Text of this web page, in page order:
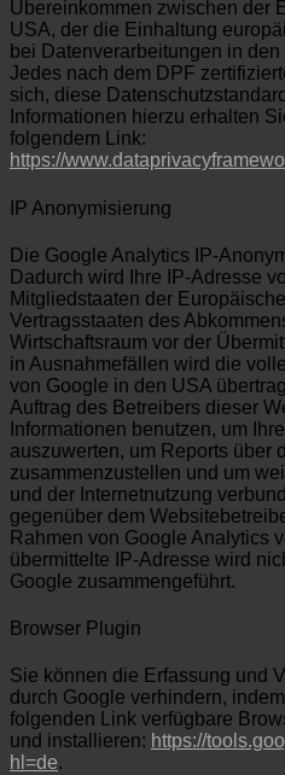
Übereinkommen zwischen der
USA, der die Einhaltung
bei Datenverarbeitungen in
Jedes nach dem DPF
sich, diese
Informationen hierzu erhalten
folgendem Link:
https://
IP Anonymisierung
Die Google Analytics IP-
Dadurch wird Ihre IP-Adresse
Mitgliedstaaten der
Vertragsstaaten des
Wirtschaftsraum vor der
in Ausnahmefällen wird die
von Google in den USA
Auftrag des Betreibers dieser
Informationen benutzen, um
auszuwerten, um Reports über
zusammenzustellen und um
und der Internetnutzung
gegenüber dem
Rahmen von Google Analytics
übermittelte IP-Adresse wird
Google zusammengeführt.
Browser Plugin
Sie können die Erfassung und
durch Google verhindern,
folgenden Link verfügbare
und installieren: https://
hl=de.